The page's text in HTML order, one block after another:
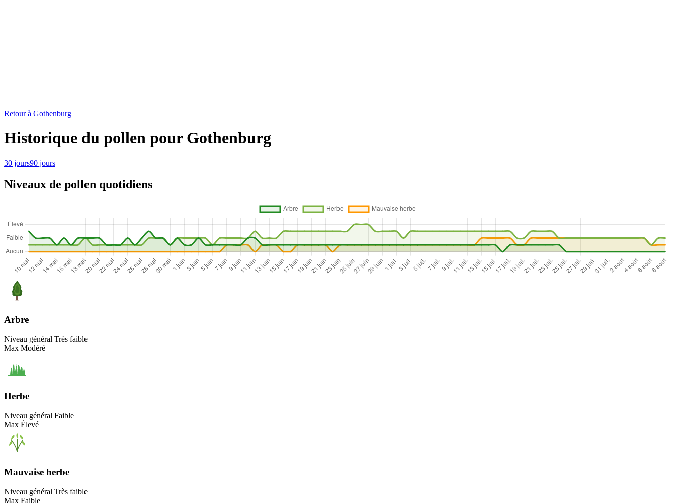
Retour à Gothenburg
Historique du pollen pour Gothenburg
30 jours90 jours
Niveaux de pollen quotidiens
Arbre
Niveau général Très faible
Max Modéré
Herbe
Niveau général Faible
Max Élevé
Mauvaise herbe
Niveau général Très faible
Max Faible